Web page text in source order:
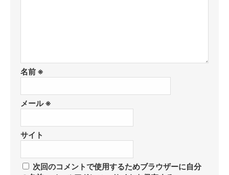
名前 ※
メール※
サイト
次回のコメントで使用するためブラウザーに自分